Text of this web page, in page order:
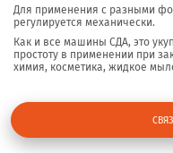
Для применения с разными
регулируется механически.
Как и все машины СДА, это
простоту в применении при
химия, косметика, жидкое